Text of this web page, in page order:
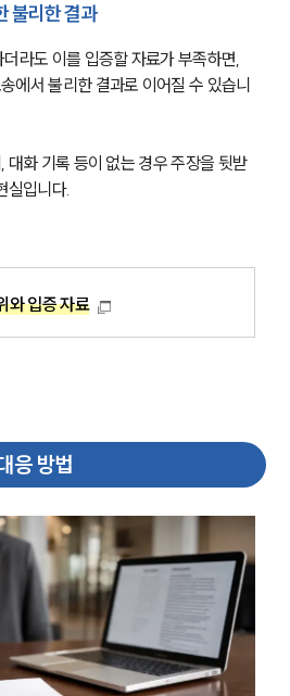
그룹소개
그룹소개
통합검색
AI대륜
업무사례
요 업무사례
분석/최신동향
법률정보
법률지식인
고객후기
불리한 결과
라도 이를 입증할 자료가 부족하면,
에서 불리한 결과로 이어질 수 있습니
대화 기록 등이 없는 경우 주장을 뒷받
실입니다.
와 입증 자료
응 방법